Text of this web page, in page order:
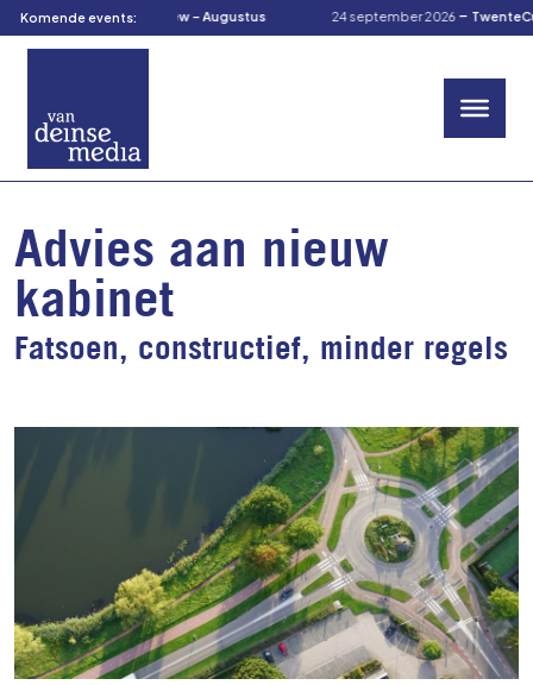
Komende events:
2026-TOM’s Preview – Augustus 24 september 2026-
Advies aan nieuw
kabinet
Fatsoen, constructief, minder regels